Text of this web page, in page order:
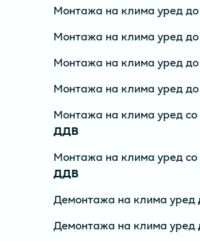
Монтажа на клима уред до
Монтажа на клима уред до
Монтажа на клима уред до
Монтажа на клима уред до
Монтажа на клима уред со
ДДВ
Монтажа на клима уред со
ДДВ
Демонтажа на клима уред
Демонтажа на клима уред